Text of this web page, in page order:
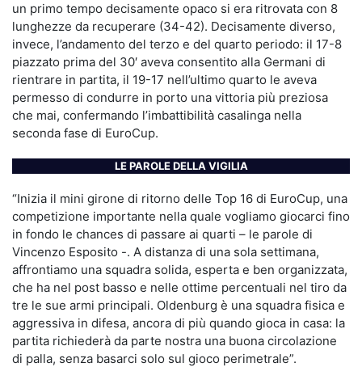
un primo tempo decisamente opaco si era ritrovata con 8
lunghezze da recuperare (34-42). Decisamente diverso,
invece, l’andamento del terzo e del quarto periodo: il 17-8
piazzato prima del 30′ aveva consentito alla Germani di
rientrare in partita, il 19-17 nell’ultimo quarto le aveva
permesso di condurre in porto una vittoria più preziosa
che mai, confermando l’imbattibilità casalinga nella
seconda fase di EuroCup.
LE PAROLE DELLA VIGILIA
“Inizia il mini girone di ritorno delle Top 16 di EuroCup, una
competizione importante nella quale vogliamo giocarci fino
in fondo le chances di passare ai quarti – le parole di
Vincenzo Esposito -. A distanza di una sola settimana,
affrontiamo una squadra solida, esperta e ben organizzata,
che ha nel post basso e nelle ottime percentuali nel tiro da
tre le sue armi principali. Oldenburg è una squadra fisica e
aggressiva in difesa, ancora di più quando gioca in casa: la
partita richiederà da parte nostra una buona circolazione
di palla, senza basarci solo sul gioco perimetrale”.